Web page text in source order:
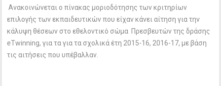
Ανακοινώνεται ο πίνακας μοριοδότησης των κριτηρίων
επιλογής των εκπαιδευτικών που είχαν κάνει αίτηση για την
κάλυψη θέσεων στο εθελοντικό σώμα Πρεσβευτών της δράσης
eTwinning, για τα για τα σχολικά έτη 2015-16, 2016-17, με βάση
τις αιτήσεις που υπέβαλλαν.